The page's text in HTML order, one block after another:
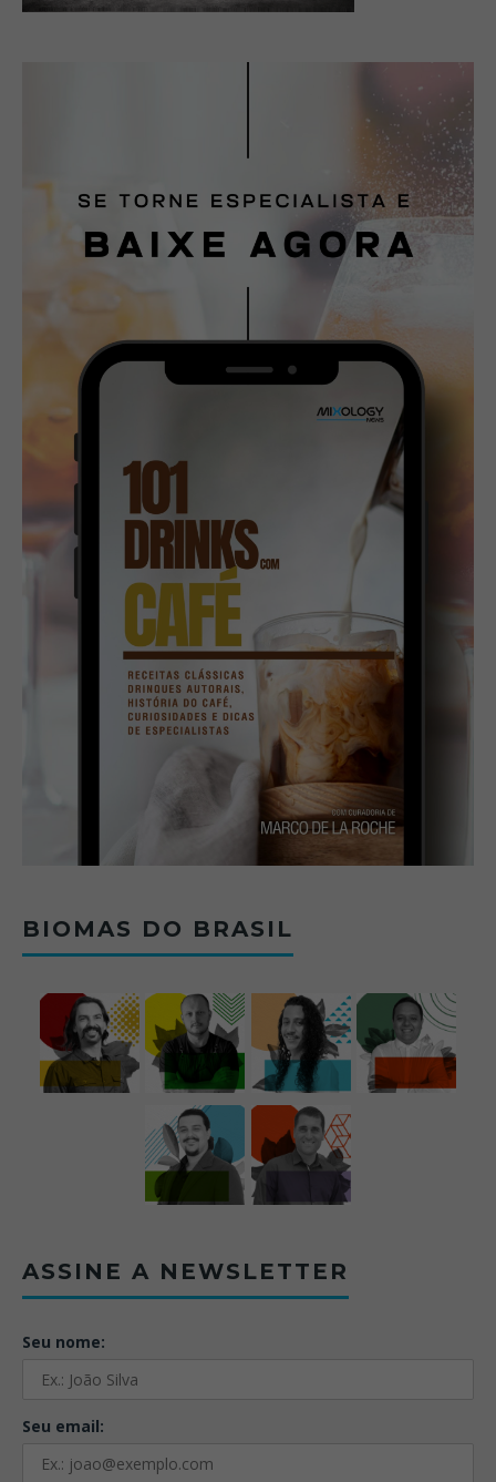
BIOMAS DO BRASIL
ASSINE A NEWSLETTER
Seu nome:
Seu email: